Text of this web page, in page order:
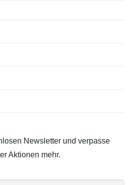
Newsletter und verpasse
Aktionen mehr.